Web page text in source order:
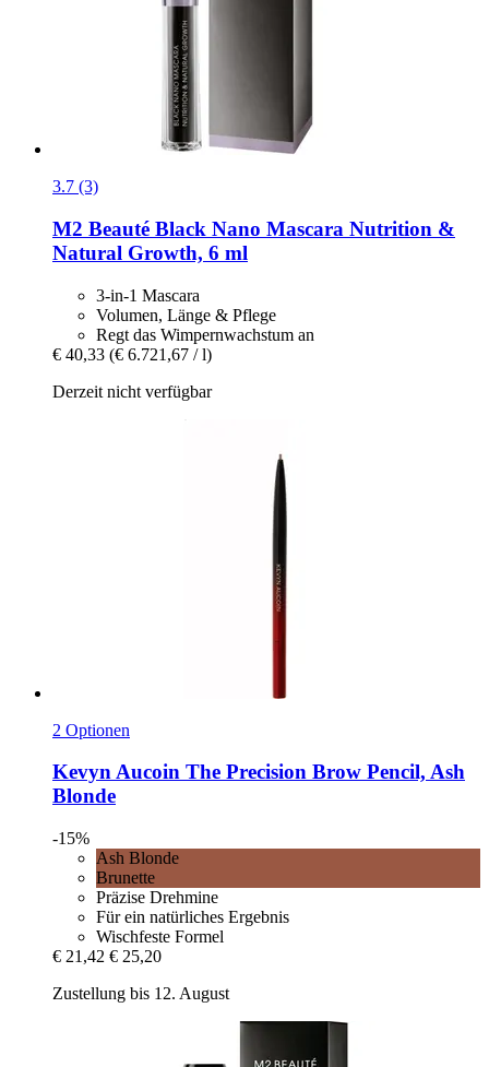
3.7 (3)
M2 Beauté Black Nano Mascara Nutrition &
Natural Growth, 6 ml
3-in-1 Mascara
Volumen, Länge & Pflege
Regt das Wimpernwachstum an
€ 40,33 (€ 6.721,67 / l)
Derzeit nicht verfügbar
2 Optionen
Kevyn Aucoin The Precision Brow Pencil, Ash
Blonde
-15%
Ash Blonde
Brunette
Präzise Drehmine
Für ein natürliches Ergebnis
Wischfeste Formel
€ 21,42 € 25,20
Zustellung bis 12. August